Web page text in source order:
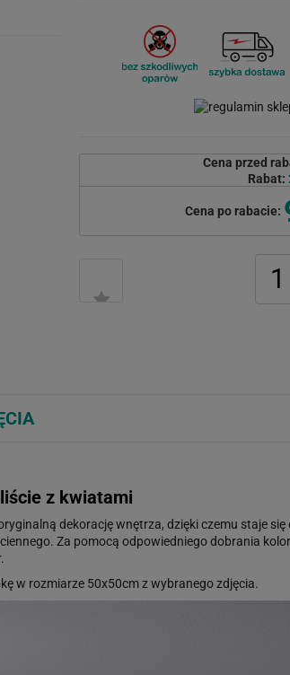
Cena przed
Rabat:
Cena po rabacie:
z kwiatami
dekorację wnętrza, dzięki czemu staje
Za pomocą odpowiedniego dobrania
w rozmiarze 50x50cm z wybranego zdjęcia.